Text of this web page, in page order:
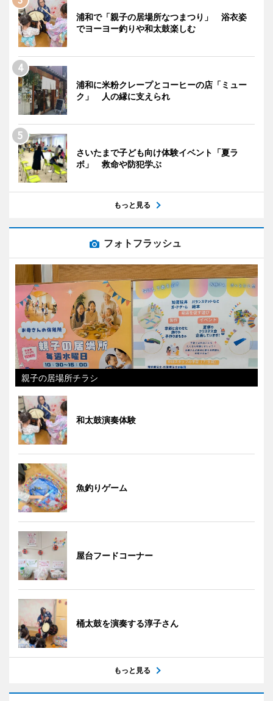
浦和で「親子の居場所なつまつり」 浴衣姿
でヨーヨー釣りや和太鼓楽しむ
浦和に米粉クレープとコーヒーの店「ミュー
ク」 人の縁に支えられ
さいたまで子ども向け体験イベント「夏ラ
ボ」 救命や防犯学ぶ
もっと見る
フォトフラッシュ
親子の居場所チラシ
和太鼓演奏体験
魚釣りゲーム
屋台フードコーナー
桶太鼓を演奏する淳子さん
もっと見る